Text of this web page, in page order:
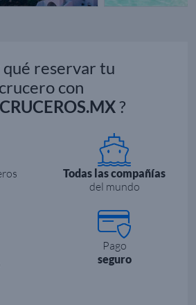
qué reservar tu
crucero con
?
Todas las compañías
del mundo
Pago
seguro